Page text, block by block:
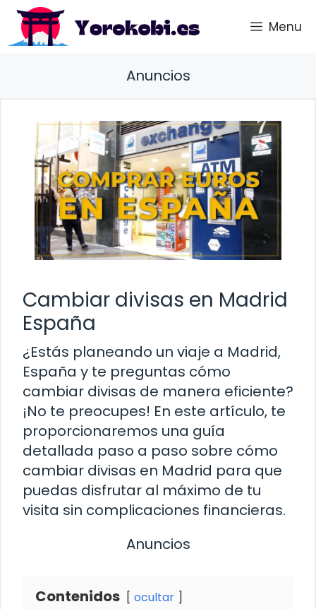
Saltar
contenido
Menu
Anuncios
Cambiar divisas en Madrid
España
¿Estás planeando un viaje a Madrid,
España y te preguntas cómo
cambiar divisas de manera eficiente?
¡No te preocupes! En este artículo, te
proporcionaremos una guía
detallada paso a paso sobre cómo
cambiar divisas en Madrid para que
puedas disfrutar al máximo de tu
visita sin complicaciones financieras.
Anuncios
Contenidos ocultar